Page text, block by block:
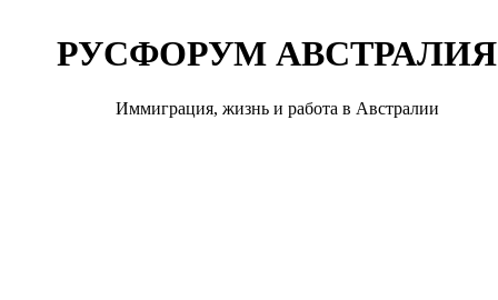
РУСФОРУМ АВСТРАЛИЯ
Иммиграция, жизнь и работа в Австралии